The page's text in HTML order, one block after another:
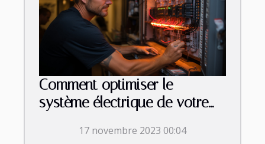
Comment optimiser le
système électrique de votre
17 novembre 2023 00:04